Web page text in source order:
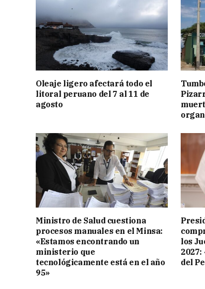
Oleaje ligero afectará todo el
litoral peruano del 7 al 11 de
agosto
Ministro de Salud cuestiona
procesos manuales en el Minsa:
«Estamos encontrando un
ministerio que
tecnológicamente está en el año
95»
los
2027:
del